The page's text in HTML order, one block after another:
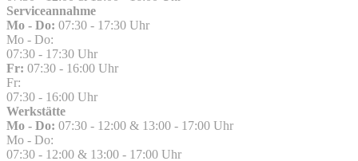
Serviceannahme
Mo - Do: 07:30 - 17:30 Uhr
Mo - Do:
07:30 - 17:30 Uhr
Fr: 07:30 - 16:00 Uhr
Fr:
07:30 - 16:00 Uhr
Werkstätte
Mo - Do: 07:30 - 12:00 & 13:00 - 17:00 Uhr
Mo - Do:
07:30 - 12:00 & 13:00 - 17:00 Uhr